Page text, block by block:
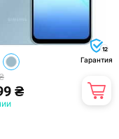
12
Гарантия
₴